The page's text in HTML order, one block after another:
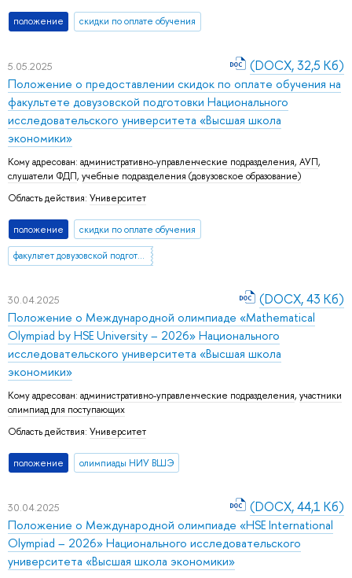
положение скидки по оплате обучения
5.05.2025
Положение о предоставлении скидок по оплате обучения на
факультете довузовской подготовки Национального
исследовательского университета «Высшая школа
экономики»
Кому адресован: административно-управленческие подразделения, АУП,
слушатели ФДП, учебные подразделения (довузовское образование)
Область действия: Университет
положение скидки по оплате обучения
факультет довузовской подготовки
(DOCX, 32,5 Кб)
30.04.2025
Положение о Международной олимпиаде «Mathematical
Olympiad by HSE University – 2026» Национального
исследовательского университета «Высшая школа
экономики»
Кому адресован: административно-управленческие подразделения, участники
олимпиад для поступающих
Область действия: Университет
положение олимпиады НИУ ВШЭ
(DOCX, 43 Кб)
30.04.2025
Положение о Международной олимпиаде «HSE International
Olympiad – 2026» Национального исследовательского
университета «Высшая школа экономики»
(DOCX, 44,1 Кб)